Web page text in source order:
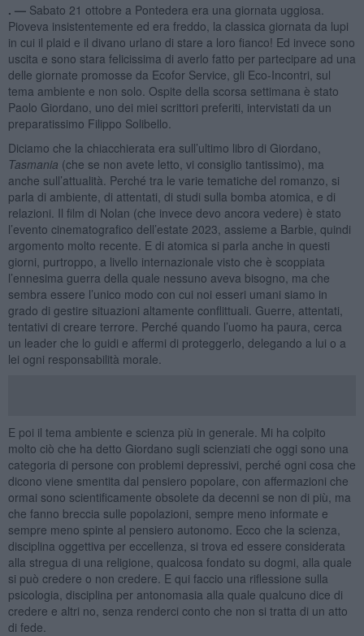
. — Sabato 21 ottobre a Pontedera era una giornata uggiosa.
Pioveva insistentemente ed era freddo, la classica giornata da lupi
in cui il plaid e il divano urlano di stare a loro fianco! Ed invece sono
uscita e sono stara felicissima di averlo fatto per partecipare ad una
delle giornate promosse da Ecofor Service, gli Eco-Incontri, sul
tema ambiente e non solo. Ospite della scorsa settimana è stato
Paolo Giordano, uno dei miei scrittori preferiti, intervistati da un
preparatissimo Filippo Solibello.
Diciamo che la chiacchierata era sull’ultimo libro di Giordano,
Tasmania (che se non avete letto, vi consiglio tantissimo), ma
anche sull’attualità. Perché tra le varie tematiche del romanzo, si
parla di ambiente, di attentati, di studi sulla bomba atomica, e di
relazioni. Il film di Nolan (che invece devo ancora vedere) è stato
l’evento cinematografico dell’estate 2023, assieme a Barbie, quindi
argomento molto recente. E di atomica si parla anche in questi
giorni, purtroppo, a livello internazionale visto che è scoppiata
l’ennesima guerra della quale nessuno aveva bisogno, ma che
sembra essere l’unico modo con cui noi esseri umani siamo in
grado di gestire situazioni altamente conflittuali. Guerre, attentati,
tentativi di creare terrore. Perché quando l’uomo ha paura, cerca
un leader che lo guidi e affermi di proteggerlo, delegando a lui o a
lei ogni responsabilità morale.
E poi il tema ambiente e scienza più in generale. Mi ha colpito
molto ciò che ha detto Giordano sugli scienziati che oggi sono una
categoria di persone con problemi depressivi, perché ogni cosa che
dicono viene smentita dal pensiero popolare, con affermazioni che
ormai sono scientificamente obsolete da decenni se non di più, ma
che fanno breccia sulle popolazioni, sempre meno informate e
sempre meno spinte al pensiero autonomo. Ecco che la scienza,
disciplina oggettiva per eccellenza, si trova ed essere considerata
alla stregua di una religione, qualcosa fondato su dogmi, alla quale
si può credere o non credere. E qui faccio una riflessione sulla
psicologia, disciplina per antonomasia alla quale qualcuno dice di
credere e altri no, senza renderci conto che non si tratta di un atto
di fede.